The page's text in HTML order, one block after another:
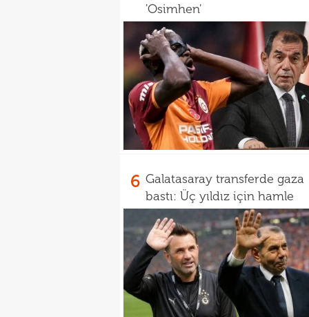
'Osimhen'
6 Galatasaray transferde gaza
bastı: Üç yıldız için hamle